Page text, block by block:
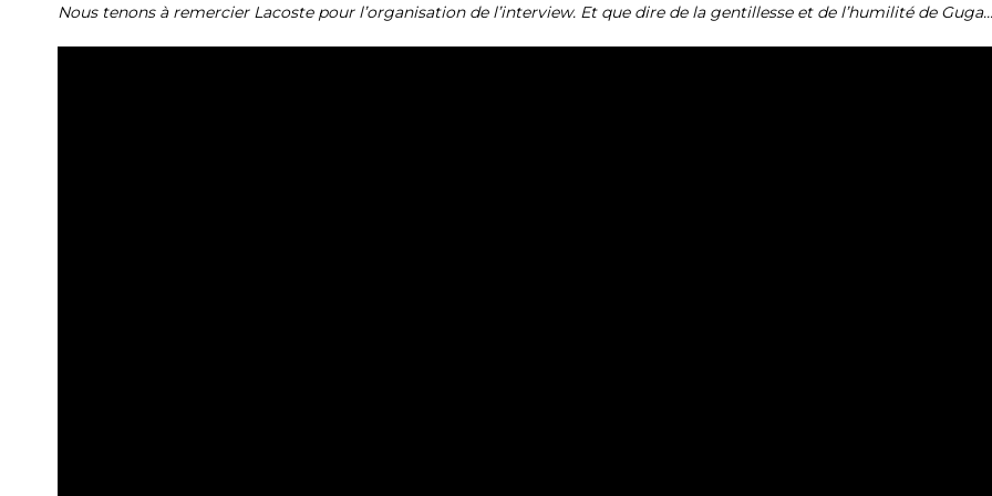
Nous tenons à remercier Lacoste pour l’organisation de l’interview. Et que dire de la gentillesse et de l’humilité de Guga…